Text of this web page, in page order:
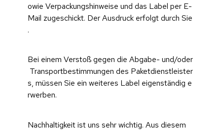
owie Verpackungshinweise und das Label per E-
Mail zugeschickt. Der Ausdruck erfolgt durch Sie
.
Bei einem Verstoß gegen die Abgabe- und/oder
Transportbestimmungen des Paketdienstleister
s, müssen Sie ein weiteres Label eigenständig e
rwerben.
Nachhaltigkeit ist uns sehr wichtig. Aus diesem